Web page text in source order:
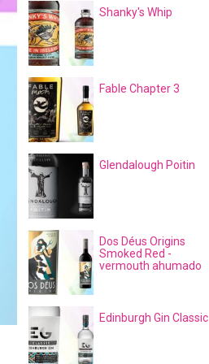
Shanky's Whip
Fable Chapter 3
Glendalough Poitin
Dos Déus Origins
Smoked Red -
vermouth ahumado
Edinburgh Gin Classic